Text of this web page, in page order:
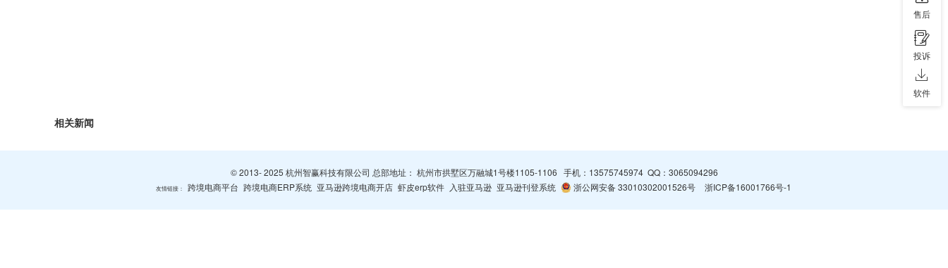
相关新闻
© 2013- 2025 杭州智赢科技有限公司 总部地址： 杭州市拱墅区万融城1号楼1105-1106 手机： 13575745974QQ： 3065094296
友情链接： 跨境电商平台 跨境电商ERP系统 亚马逊跨境电商开店 虾皮erp软件 入驻亚马逊 亚马逊刊登系统 浙公网安备 33010302001526号 浙ICP备16001766号-1
售后
投诉
软件